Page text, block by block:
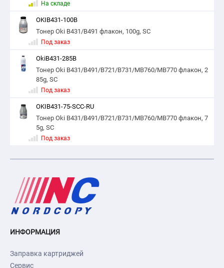
На складе
OKIB431-100B
Тонер Oki B431/B491 флакон, 100g, SC
Под заказ
OkiB431-285B
Тонер Oki B431/B491/B721/B731/MB760/MB770 флакон, 2
85g, SC
Под заказ
OKIB431-75-SCC-RU
Тонер Oki B431/B491/B721/B731/MB760/MB770 флакон, 7
5g, SC
Под заказ
ИНФОРМАЦИЯ
Заправка картриджей
Сервис